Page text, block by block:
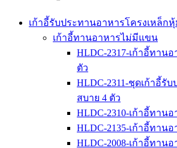
เก้าอี้รับประทานอาหารโครงเหล็กหุ้
เก้าอี้ทานอาหารไม่มีแขน
HLDC-2317-เก้าอี้ทาน
ตัว
HLDC-2311-ชุดเก้าอี้รั
สบาย 4 ตัว
HLDC-2310-เก้าอี้ทาน
HLDC-2135-เก้าอี้ทาน
HLDC-2008-เก้าอี้ทานอ